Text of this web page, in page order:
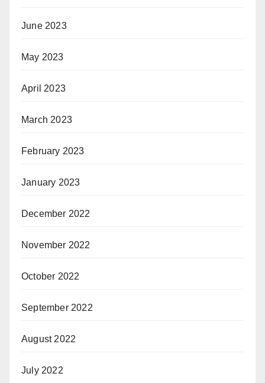
June 2023
May 2023
April 2023
March 2023
February 2023
January 2023
December 2022
November 2022
October 2022
September 2022
August 2022
July 2022